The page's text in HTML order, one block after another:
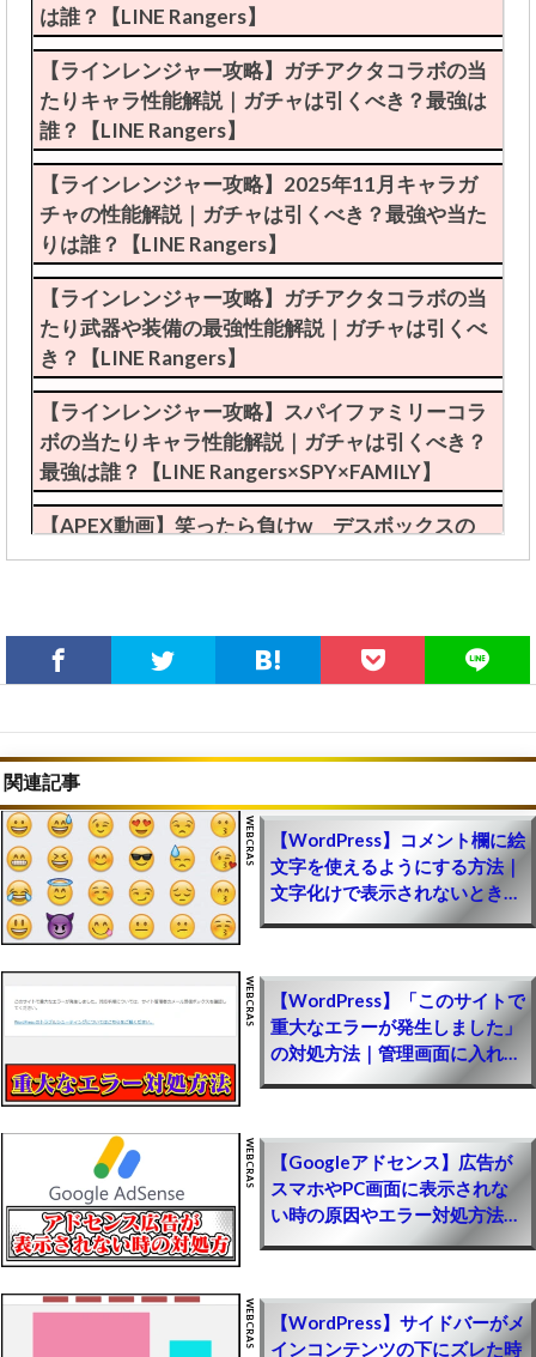
は誰？【LINE Rangers】
【ラインレンジャー攻略】ガチアクタコラボの当
たりキャラ性能解説｜ガチャは引くべき？最強は
誰？【LINE Rangers】
【ラインレンジャー攻略】2025年11月キャラガ
チャの性能解説｜ガチャは引くべき？最強や当た
りは誰？【LINE Rangers】
【ラインレンジャー攻略】ガチアクタコラボの当
たり武器や装備の最強性能解説｜ガチャは引くべ
き？【LINE Rangers】
【ラインレンジャー攻略】スパイファミリーコラ
ボの当たりキャラ性能解説｜ガチャは引くべき？
最強は誰？【LINE Rangers×SPY×FAMILY】
【APEX動画】笑ったら負けw デスボックスの
珍事件が発生ｗｗｗｗｗ【エーペックスレジェン
保護中: 限定【ApexLegends】エイムアシスト自
動チートツールのやり方(裏技導入方法)｜PS4・
レジェンズ攻略】
【APEX動画】最強チートを使わせるチートがヤ
バいと話題にｗｗｗ【まとめ速報攻略】
【ApexLegends】エイムアシスト自動チートツ
ールのやり方(裏技導入方法)｜PS4・PS5・
Steam(PC版)・Switch対応【エーペックスレジェ
ンズ攻略】
【APEX】日本人がやめた理由ｗｗ【まとめ速報
攻略】
【NIKKE(メガニケ)】ジュエルを無料でチート級
に集める最強裏技方法｜簡単に無課金で廃課金レ
ベル！お得にお金を入手するやり方【勝利の女神
【ポイ活】無料ゲームで稼げるポイントアプリ一
覧(副業収益公開)｜ソシャゲで効率的に稼ぐ簡単
なやり方【初心者でも簡単に儲けるPRサイト】
【新規ゲーム】人気のおすすめソシャゲ一覧｜リ
リースしたての面白いゲームまとめ【PR】
【モンハンNow】ジェムを無料でチート級に集め
関連記事
【WordPress】コメント欄に絵
文字を使えるようにする方法｜
文字化けで表示されないときの
【WordPress】「このサイトで
重大なエラーが発生しました」
の対処方法｜管理画面に入れな
い時の直し方・プラグイン削除
【Googleアドセンス】広告が
スマホやPC画面に表示されな
い時の原因やエラー対処方法
【WordPress】サイドバーがメ
インコンテンツの下にズレた時